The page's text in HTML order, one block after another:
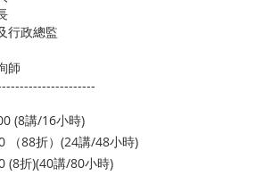
行政總監
師
(8講/16小時)
（88折）(24講/48小時)
(8折)(40講/80小時)